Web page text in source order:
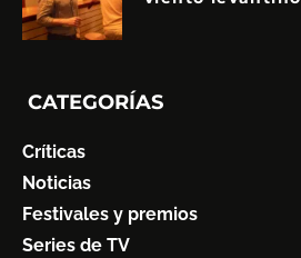
CATEGORÍAS
Críticas
Noticias
Festivales y premios
Series de TV